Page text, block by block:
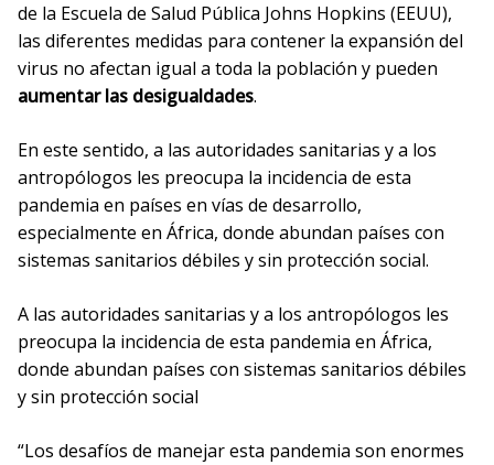
de la Escuela de Salud Pública Johns Hopkins (EEUU),
las diferentes medidas para contener la expansión del
virus no afectan igual a toda la población y pueden
aumentar las desigualdades.
En este sentido, a las autoridades sanitarias y a los
antropólogos les preocupa la incidencia de esta
pandemia en países en vías de desarrollo,
especialmente en África, donde abundan países con
sistemas sanitarios débiles y sin protección social.
A las autoridades sanitarias y a los antropólogos les
preocupa la incidencia de esta pandemia en África,
donde abundan países con sistemas sanitarios débiles
y sin protección social
“Los desafíos de manejar esta pandemia son enormes